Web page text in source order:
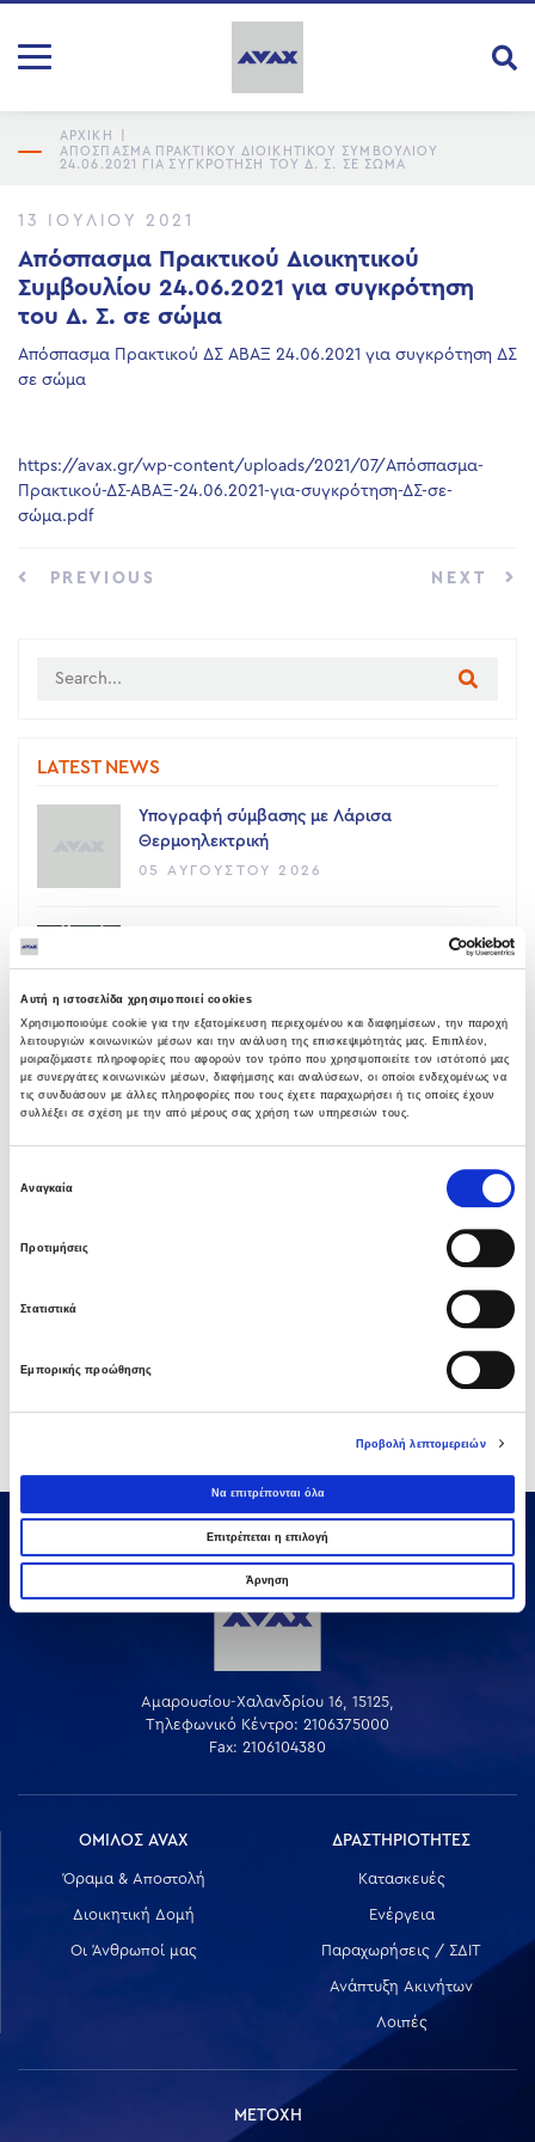
Αυτή η ιστοσελίδα χρησιμοποιεί cookies
Χρησιμοποιούμε cookie για την εξατομίκευση περιεχομένου και διαφημίσεων, την παροχή
λειτουργιών κοινωνικών μέσων και την ανάλυση της επισκεψιμότητάς μας. Επιπλέον,
μοιραζόμαστε πληροφορίες που αφορούν τον τρόπο που χρησιμοποιείτε τον ιστότοπό μας
με συνεργάτες κοινωνικών μέσων, διαφήμισης και αναλύσεων, οι οποίοι ενδεχομένως να
τις συνδυάσουν με άλλες πληροφορίες που τους έχετε παραχωρήσει ή τις οποίες έχουν
συλλέξει σε σχέση με την από μέρους σας χρήση των υπηρεσιών τους.
συγκατάθεσης
Αναγκαία
Προτιμήσεις
Στατιστικά
Εμπορικής προώθησης
Προβολή λεπτομερειών
Να επιτρέπονται όλα
Επιτρέπεται η επιλογή
Άρνηση
ΑΡΧΙΚΗ
ΑΠΌΣΠΑΣΜΑ ΠΡΑΚΤΙΚΟΎ ΔΙΟΙΚΗΤΙΚΟΎ ΣΥΜΒΟΥΛΊΟΥ
24.06.2021 ΓΙΑ ΣΥΓΚΡΌΤΗΣΗ ΤΟΥ Δ. Σ. ΣΕ ΣΏΜΑ
13 ΙΟΥΛΊΟΥ 2021
Απόσπασμα Πρακτικού Διοικητικού
Συμβουλίου 24.06.2021 για συγκρότηση
του Δ. Σ. σε σώμα
Απόσπασμα Πρακτικού ΔΣ ΑΒΑΞ 24.06.2021 για συγκρότηση ΔΣ
σε σώμα
https://avax.gr/wp-content/uploads/2021/07/Απόσπασμα-
Πρακτικού-ΔΣ-ΑΒΑΞ-24.06.2021-για-συγκρότηση-ΔΣ-σε-
σώμα.pdf
PREVIOUS NEXT
LATEST NEWS
Υπογραφή σύμβασης με Λάρισα
Θερμοηλεκτρική
05 ΑΥΓΟΎΣΤΟΥ 2026
Όμιλος AVAX: Ανάληψη έργου κατασκευής
05 ΑΥΓΟΎΣΤΟΥ 2026
Νέα σύμβαση ΕΤΕΘ με το ΑΝΑΤΟΛΙΑ για
κτίριο 4.500 τμ
Όμιλος AVAX: Νέα σύμβαση με το ΑΝΑΤΟΛΙΑ
ακαδημαϊκή αναβάθμιση της Θεσσαλονίκης
03 ΑΥΓΟΎΣΤΟΥ 2026
Αμαρουσίου-Χαλανδρίου 16, 15125,
Τηλεφωνικό Κέντρο: 2106375000
Fax: 2106104380
ΟΜΙΛΟΣ AVAX
Όραμα & Αποστολή
Διοικητική Δομή
Οι Άνθρωποί μας
ΔΡΑΣΤΗΡΙΟΤΗΤΕΣ
Κατασκευές
Ενέργεια
Παραχωρήσεις / ΣΔΙΤ
Ανάπτυξη Ακινήτων
Λοιπές
ΜΕΤΟΧΗ